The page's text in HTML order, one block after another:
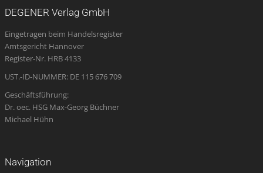
new
window
new
window
new
window
opens
in
new
new
DEGENER Verlag GmbH
Eingetragen beim Handelsregister
Amtsgericht Hannover
Register-Nr. HRB 4133
UST.-ID-NUMMER: DE 115 676 709
Geschäftsführung:
Dr. oec. HSG Max-Georg Büchner
Michael Hühn
Navigation